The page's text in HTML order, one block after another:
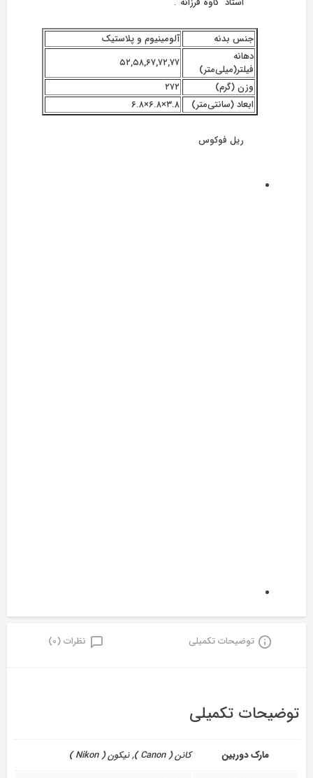
جنس بدنه
آلومینیوم و پلاستیک
دهانه
فیلتر(میلی‌متر)
۵۲,۵۸,۶۷,۷۲,۷۷
وزن (گرم)
۲۷۲
ابعاد (سانتی‌متر)
۳.۸×۶.۸×۶.۸
ریل فوکوس
توضیحات تکمیلی نظرات (0)
توضیحات تکمیلی
مارک دوربین کانن ( Canon ), نیکون ( Nikon )